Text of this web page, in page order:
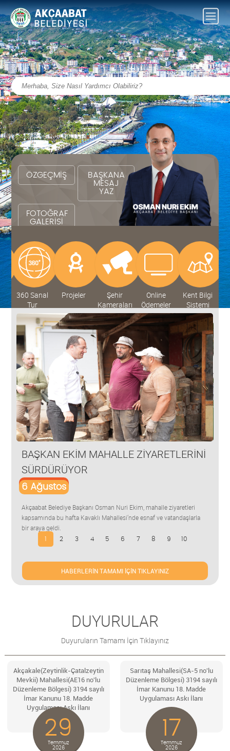
ÖZGEÇMİŞ
BAŞKANA
MESAJ
YAZ
FOTOĞRAF
GALERİSİ
360 Sanal
Tur
Projeler
Şehir
Kameraları
Online
Ödemeler
Kent Bilgi
Sistemi
HABERLERİN TAMAMI İÇİN TIKLAYINIZ
BAŞKAN EKİM MAHALLE ZİYARETLERİNİ
SÜRDÜRÜYOR
6 Ağustos
Akçaabat Belediye Başkanı Osman Nuri Ekim, mahalle ziyaretleri
kapsamında bu hafta Kavaklı Mahallesi’nde esnaf ve vatandaşlarla
bir araya geldi.
1 2 3 4 5 6 7 8 9 10
DUYURULAR
Duyuruların Tamamı İçin Tıklayınız
29
Temmuz
2026
Akçakale(Zeytinlik-Çatalzeytin
Mevkii) Mahallesi(AE16 no'lu
Düzenleme Bölgesi) 3194 sayılı
İmar Kanunu 18. Madde
Uygulaması Askı İlanı
17
Temmuz
2026
Sarıtaş Mahallesi(SA-5 no'lu
Düzenleme Bölgesi) 3194 sayılı
İmar Kanunu 18. Madde
Uygulaması Askı İlanı